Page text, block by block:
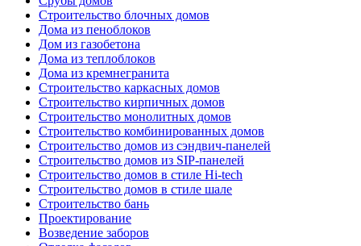
Строительство блочных домов
Дома из пеноблоков
Дом из газобетона
Дома из теплоблоков
Дома из кремнегранита
Строительство каркасных домов
Строительство кирпичных домов
Строительство монолитных домов
Строительство комбинированных домов
Строительство домов из сэндвич-панелей
Строительство домов из SIP-панелей
Строительство домов в стиле Hi-tech
Строительство домов в стиле шале
Строительство бань
Проектирование
Возведение заборов